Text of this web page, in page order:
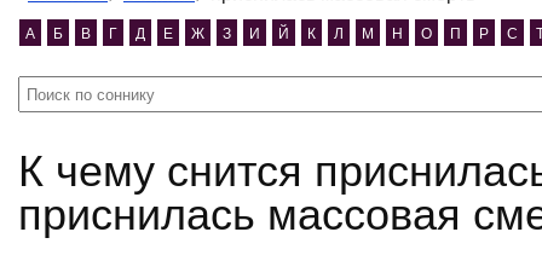
А Б В Г Д Е Ж З И Й К Л М Н О П Р С
К чему снится приснилась массовая смерть?
приснилась массовая